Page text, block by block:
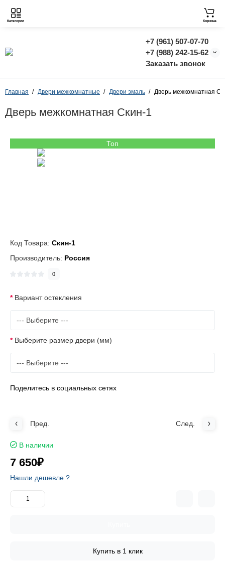
+7 (961) 507-07-70
+7 (988) 242-15-62
Заказать звонок
Категории Корзина
Главная Двери межкомнатные Двери эмаль Дверь межкомнатная
Дверь межкомнатная Скин-1
Топ
Код Товара: Скин-1
Производитель: Россия
0
Вариант остекления
Выберите размер двери (мм)
Поделитесь в социальных сетях
Пред. След.
В наличии
7 650₽
Нашли дешевле ?
Купить в 1 клик